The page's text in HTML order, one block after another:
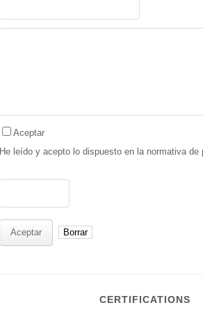
Aceptar
He leído y acepto lo dispuesto en la normativa
CERTIFICATIONS